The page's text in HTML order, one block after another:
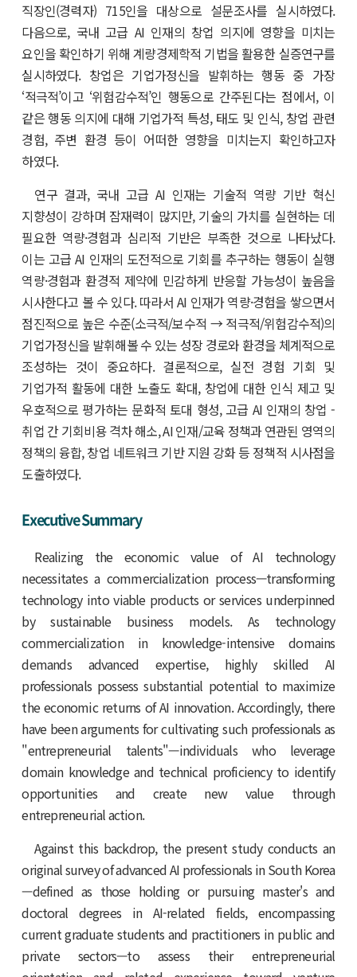
직장인(경력자) 715인을 대상으로 설문조사를 실시하였다.
다음으로, 국내 고급 AI 인재의 창업 의지에 영향을 미치는
요인을 확인하기 위해 계량경제학적 기법을 활용한 실증연구를
실시하였다. 창업은 기업가정신을 발휘하는 행동 중 가장
‘적극적’이고 ‘위험감수적’인 행동으로 간주된다는 점에서, 이
같은 행동 의지에 대해 기업가적 특성, 태도 및 인식, 창업 관련
경험, 주변 환경 등이 어떠한 영향을 미치는지 확인하고자
하였다.
연구 결과, 국내 고급 AI 인재는 기술적 역량 기반 혁신
지향성이 강하며 잠재력이 많지만, 기술의 가치를 실현하는 데
필요한 역량·경험과 심리적 기반은 부족한 것으로 나타났다.
이는 고급 AI 인재의 도전적으로 기회를 추구하는 행동이 실행
역량·경험과 환경적 제약에 민감하게 반응할 가능성이 높음을
시사한다고 볼 수 있다. 따라서 AI 인재가 역량·경험을 쌓으면서
점진적으로 높은 수준(소극적/보수적 → 적극적/위험감수적)의
기업가정신을 발휘해볼 수 있는 성장 경로와 환경을 체계적으로
조성하는 것이 중요하다. 결론적으로, 실전 경험 기회 및
기업가적 활동에 대한 노출도 확대, 창업에 대한 인식 제고 및
우호적으로 평가하는 문화적 토대 형성, 고급 AI 인재의 창업 -
취업 간 기회비용 격차 해소, AI 인재/교육 정책과 연관된 영역의
정책의 융합, 창업 네트워크 기반 지원 강화 등 정책적 시사점을
도출하였다.
Executive Summary
Realizing the economic value of AI technology
necessitates a commercialization process—transforming
technology into viable products or services underpinned
by sustainable business models. As technology
commercialization in knowledge-intensive domains
demands advanced expertise, highly skilled AI
professionals possess substantial potential to maximize
the economic returns of AI innovation. Accordingly, there
have been arguments for cultivating such professionals as
"entrepreneurial talents"—individuals who leverage
domain knowledge and technical proficiency to identify
opportunities and create new value through
entrepreneurial action.
Against this backdrop, the present study conducts an
original survey of advanced AI professionals in South Korea
—defined as those holding or pursuing master's and
doctoral degrees in AI-related fields, encompassing
current graduate students and practitioners in public and
private sectors—to assess their entrepreneurial